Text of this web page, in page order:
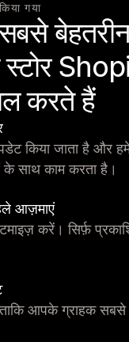
गया
बेहतरीन
करते हैं
किया जाता है और
साथ काम करता है।
आज़माएं
करें। सिर्फ़
ताकि आपके ग्राहक